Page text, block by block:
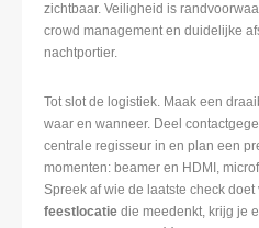
zichtbaar. Veiligheid is
crowd management en duidelijke
nachtportier.
Tot slot de logistiek. Maak een
waar en wanneer. Deel
centrale regisseur in en plan een
momenten: beamer en HDMI,
Spreek af wie de laatste check doet
feestlocatie die meedenkt, krijg je